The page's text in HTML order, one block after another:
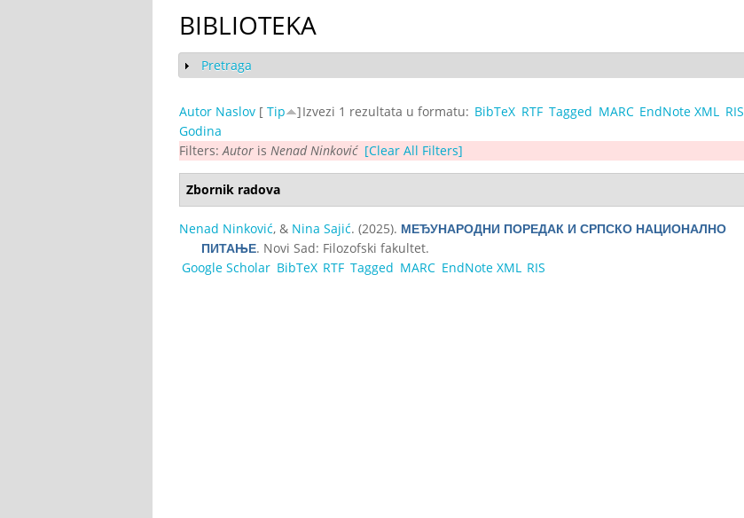
BIBLIOTEKA
Show
Pretraga
Izvezi 1 rezultata u formatu: BibTeX RTF Tagged MARC EndNote XML RIS
Autor Naslov [ Tip
]
Godina
Filters: Autor is Nenad Ninković [Clear All Filters]
Zbornik radova
Nenad Ninković, & Nina Sajić. (2025). МЕЂУНАРОДНИ ПОРЕДАК И СРПСКО НАЦИОНАЛНО
ПИТАЊЕ. Novi Sad: Filozofski fakultet.
Google Scholar BibTeX RTF Tagged MARC EndNote XML RIS